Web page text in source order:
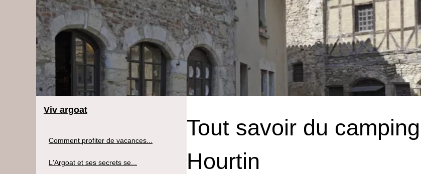
Tout savoir du
Hourtin
Viv argoat
Comment profiter de vacances...
L'Argoat et ses secrets se...